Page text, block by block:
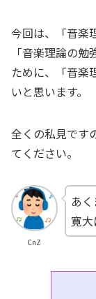
今回は、「音楽
「音楽理論の
ために、「音楽
いと思います。
全くの私見です
てください。
CnZ
あ
寛